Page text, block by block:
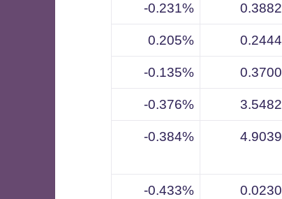
0.3882
0.231%-
0.2444
0.205%
0.3700
0.135%-
3.5482
0.376%-
4.9039
0.384%-
0.0230
0.433%-